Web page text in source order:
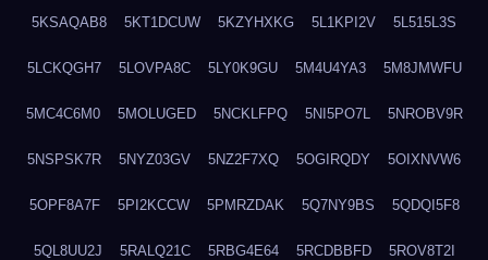
5KSAQAB8 5KT1DCUW 5KZYHXKG 5L1KPI2V 5L515L3S
5LCKQGH7 5LOVPA8C 5LY0K9GU 5M4U4YA3 5M8JMWFU
5MC4C6M0 5MOLUGED 5NCKLFPQ 5NI5PO7L 5NROBV9R
5NSPSK7R 5NYZ03GV 5NZ2F7XQ 5OGIRQDY 5OIXNVW6
5OPF8A7F 5PI2KCCW 5PMRZDAK 5Q7NY9BS 5QDQI5F8
5QL8UU2J 5RALQ21C 5RBG4E64 5RCDBBFD 5ROV8T2I